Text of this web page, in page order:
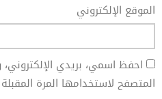
الموقع الإلكتروني
احفظ اسمي، بريدي
المتصفح لاستخدامها المرة